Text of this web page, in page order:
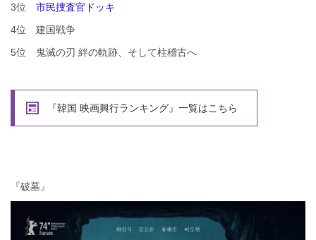
3位 市民捜査官ドッキ
4位 建国戦争
5位 鬼滅の刃 絆の軌跡、そして柱稽古へ
『韓国 映画興行ランキング』一覧はこちら
『破墓』